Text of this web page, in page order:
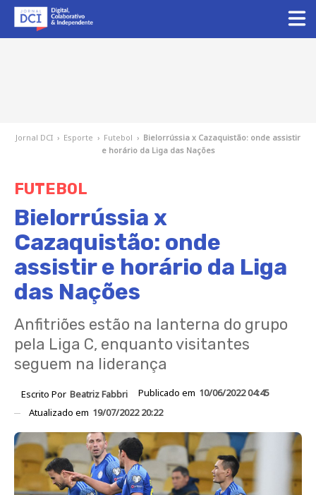
Jornal DCI › Esporte › Futebol › Bielorrússia x Cazaquistão: onde assistir
e horário da Liga das Nações
FUTEBOL
Bielorrússia x
Cazaquistão: onde
assistir e horário da Liga
das Nações
Anfitriões estão na lanterna do grupo
pela Liga C, enquanto visitantes
seguem na liderança
Escrito Por Beatriz Fabbri Publicado em 10/06/2022 04:45
Atualizado em 19/07/2022 20:22